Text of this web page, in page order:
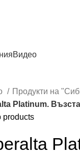
Видео
Продукти на
Platinum.
products